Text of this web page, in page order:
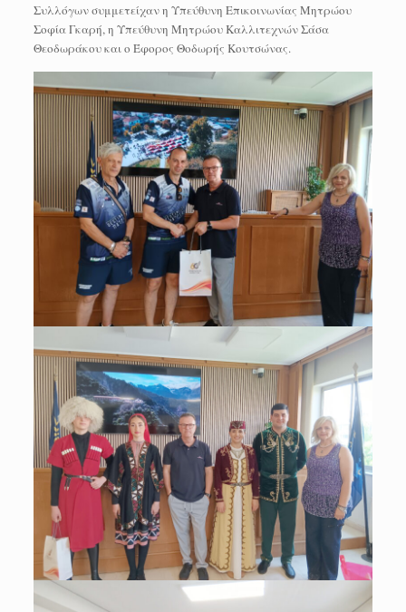
Συλλόγων συμμετείχαν η Υπεύθυνη Επικοινωνίας Μητρώου
Σοφία Γκαρή, η Υπεύθυνη Μητρώου Καλλιτεχνών Σάσα
Θεοδωράκου και ο Έφορος Θοδωρής Κουτσώνας.